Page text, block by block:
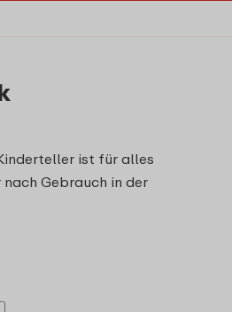
ist für alles
Gebrauch in der